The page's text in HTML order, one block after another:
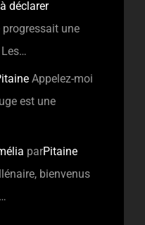
déclarer
une
Appelez-moi
est une
parPitaine
bienvenus